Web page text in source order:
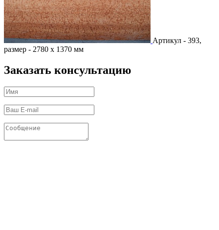
Артикул - 393,
размер - 2780 х 1370 мм
Заказать консультацию